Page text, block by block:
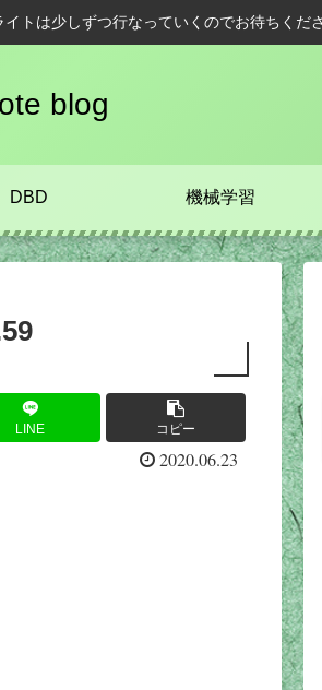
トは少しずつ行なっていくのでお待ちくだ
blog
DBD 機械学習
LINE コピー
2020.06.23